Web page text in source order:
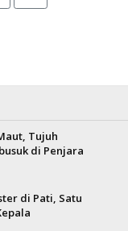
Tujuh
di Penjara
di Pati, Satu